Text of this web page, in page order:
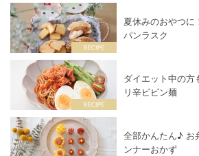
夏休みのおやつに
パンラスク
ダイエット中の方
リ辛ビビン麺
全部かんたん♪ お
ンナーおかず